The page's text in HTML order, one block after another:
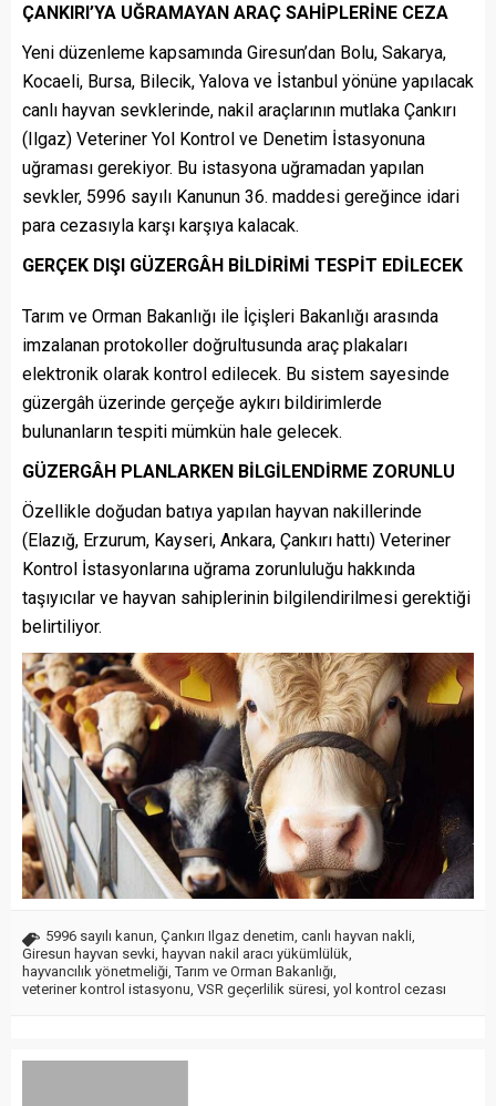
ÇANKIRI’YA UĞRAMAYAN ARAÇ SAHİPLERİNE CEZA
Yeni düzenleme kapsamında Giresun’dan Bolu, Sakarya,
Kocaeli, Bursa, Bilecik, Yalova ve İstanbul yönüne yapılacak
canlı hayvan sevklerinde, nakil araçlarının mutlaka Çankırı
(Ilgaz) Veteriner Yol Kontrol ve Denetim İstasyonuna
uğraması gerekiyor. Bu istasyona uğramadan yapılan
sevkler, 5996 sayılı Kanunun 36. maddesi gereğince idari
para cezasıyla karşı karşıya kalacak.
GERÇEK DIŞI GÜZERGÂH BİLDİRİMİ TESPİT EDİLECEK
Tarım ve Orman Bakanlığı ile İçişleri Bakanlığı arasında
imzalanan protokoller doğrultusunda araç plakaları
elektronik olarak kontrol edilecek. Bu sistem sayesinde
güzergâh üzerinde gerçeğe aykırı bildirimlerde
bulunanların tespiti mümkün hale gelecek.
GÜZERGÂH PLANLARKEN BİLGİLENDİRME ZORUNLU
Özellikle doğudan batıya yapılan hayvan nakillerinde
(Elazığ, Erzurum, Kayseri, Ankara, Çankırı hattı) Veteriner
Kontrol İstasyonlarına uğrama zorunluluğu hakkında
taşıyıcılar ve hayvan sahiplerinin bilgilendirilmesi gerektiği
belirtiliyor.
5996 sayılı kanun, Çankırı Ilgaz denetim, canlı hayvan nakli,
Giresun hayvan sevki, hayvan nakil aracı yükümlülük,
hayvancılık yönetmeliği,Tarım ve Orman Bakanlığı,
veteriner kontrol istasyonu, VSR geçerlilik süresi, yol kontrol cezası